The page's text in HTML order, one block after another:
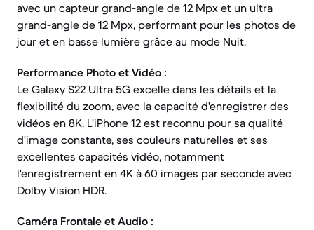
avec un capteur grand-angle de 12 Mpx et un ultra
grand-angle de 12 Mpx, performant pour les photos de
jour et en basse lumière grâce au mode Nuit.
Performance Photo et Vidéo :
Le Galaxy S22 Ultra 5G excelle dans les détails et la
flexibilité du zoom, avec la capacité d'enregistrer des
vidéos en 8K. L'iPhone 12 est reconnu pour sa qualité
d'image constante, ses couleurs naturelles et ses
excellentes capacités vidéo, notamment
l'enregistrement en 4K à 60 images par seconde avec
Dolby Vision HDR.
Caméra Frontale et Audio :